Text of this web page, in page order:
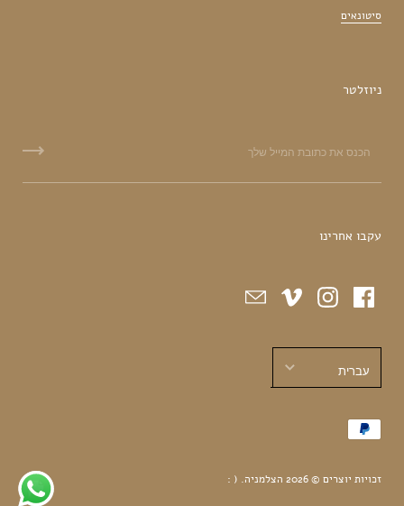
סיטונאים
ניוזלטר
עקבו אחרינו
עברית
זכויות יוצרים © 2026 הצלמניה.
( :